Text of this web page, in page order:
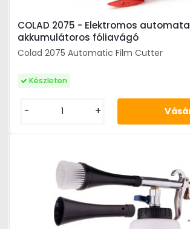
COLAD 2075 - Elektromos automata
akkumulátoros fóliavágó
Colad 2075 Automatic Film Cutter
Készleten
- +